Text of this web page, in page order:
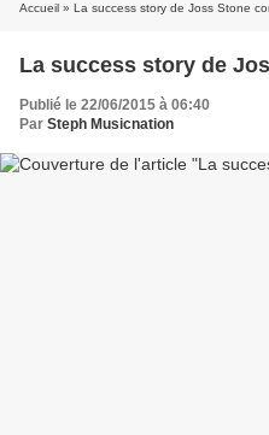
Accueil » La success story de Joss Stone
La success story de
Publié le 22/06/2015 à 06:40
Par Steph Musicnation